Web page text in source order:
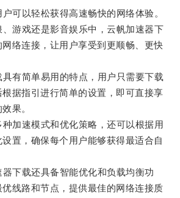
以轻松获得高速畅快的网络体验。
戏还是影音娱乐中，云帆加速器下
络连接，让用户享受到更顺畅、更快
简单易用的特点，用户只需要下载
据指引进行简单的设置，即可直接享
果。
速模式和优化策略，还可以根据用
置，确保每个用户能够获得最适合自
载还具备智能优化和负载均衡功
线路和节点，提供最佳的网络连接质